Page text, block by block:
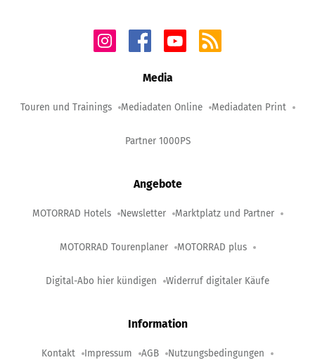
Media
Touren und Trainings Mediadaten Online Mediadaten Print
Partner 1000PS
Angebote
MOTORRAD Hotels Newsletter Marktplatz und Partner
MOTORRAD Tourenplaner MOTORRAD plus
Digital-Abo hier kündigen Widerruf digitaler Käufe
Information
Kontakt Impressum AGB Nutzungsbedingungen